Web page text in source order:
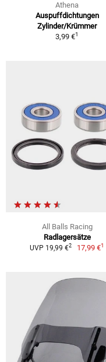
Athena
Auspuffdichtungen
Zylinder/Krümmer
3,99 €1
All Balls Racing
Radlagersätze
UVP 19,99 €2 17,99 €1